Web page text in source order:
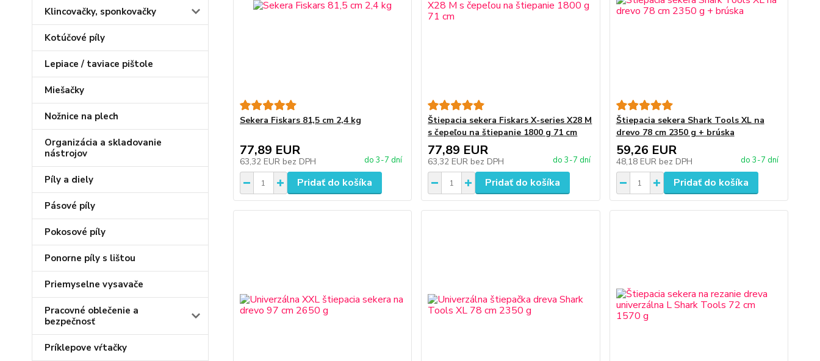
Klincovačky, sponkovačky
Kotúčové píly
Lepiace / taviace pištole
Miešačky
Nožnice na plech
Organizácia a skladovanie
nástrojov
Píly a diely
Pásové píly
Pokosové píly
Ponorne píly s lištou
Priemyselne vysavače
Pracovné oblečenie a
bezpečnosť
Príklepove vŕtačky
Sekera Fiskars 81,5 cm 2,4 kg
77,89 EUR
63,32 EUR bez DPH do 3-7 dní
Pridať do košíka
Štiepacia sekera Fiskars X-series X28 M
s čepeľou na štiepanie 1800 g 71 cm
77,89 EUR
63,32 EUR bez DPH do 3-7 dní
Pridať do košíka
Štiepacia sekera Shark Tools XL na
drevo 78 cm 2350 g + brúska
59,26 EUR
48,18 EUR bez DPH do 3-7 dní
Pridať do košíka